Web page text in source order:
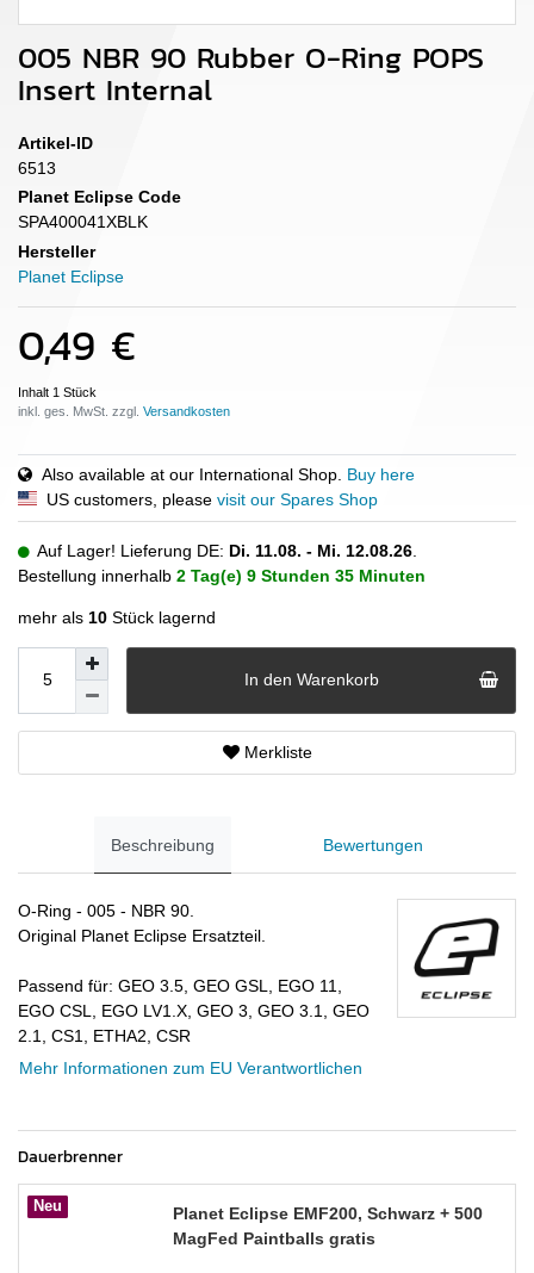
005 NBR 90 Rubber O-Ring POPS
Insert Internal
Artikel-ID
6513
Planet Eclipse Code
SPA400041XBLK
Hersteller
Planet Eclipse
0,49 €
Inhalt 1 Stück
inkl. ges. MwSt. zzgl.
Also available at our International Shop. Buy here
US customers, please visit our Spares Shop
Auf Lager! Lieferung DE: Di. 11.08. - Mi. 12.08.26
Bestellung innerhalb 2 Tag(e) 9 Stunden 35 Minuten
mehr als 10 Stück lagernd
In den Warenkorb
Merkliste
Beschreibung Bewertungen
O-Ring - 005 - NBR 90.
Original Planet Eclipse Ersatzteil.
Passend für: GEO 3.5, GEO GSL, EGO 11,
EGO CSL, EGO LV1.X, GEO 3, GEO 3.1, GEO
2.1, CS1, ETHA2, CSR
Mehr Informationen zum EU Verantwortlichen
Dauerbrenner
Neu
Planet Eclipse EMF200, Schwarz + 500
MagFed Paintballs gratis